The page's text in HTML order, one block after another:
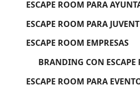
ESCAPE ROOM PARA
ESCAPE ROOM PARA
ESCAPE ROOM EMPRESAS
BRANDING CON ESCAPE
ESCAPE ROOM PARA